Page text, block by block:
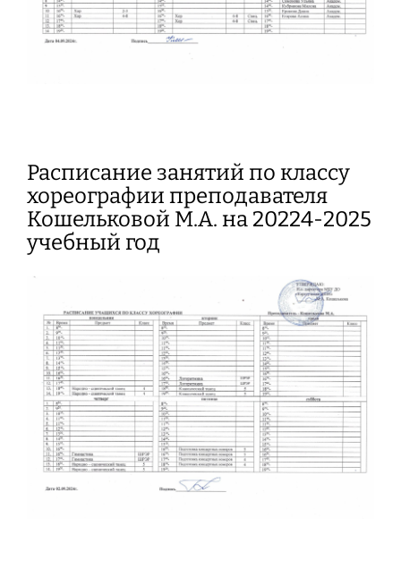
Расписание занятий по классу
хореографии преподавателя
Кошельковой М.А. на 20224-2025
учебный год